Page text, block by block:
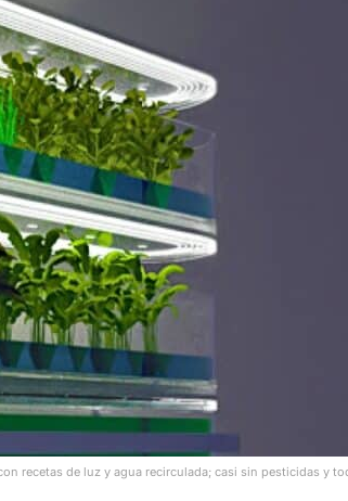
recetas de luz y agua recirculada; casi sin pesticidas y